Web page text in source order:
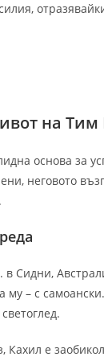
на Тим
основа за
неговото
Сидни,
му – с
е